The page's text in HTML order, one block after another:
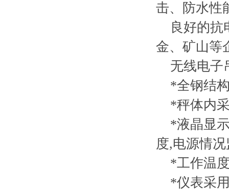
击、防水性
良好的抗
金、矿山等
无线电子
*全钢结构
*秤体内采
*液晶显示
度,电源情
*工作温度
*仪表采用